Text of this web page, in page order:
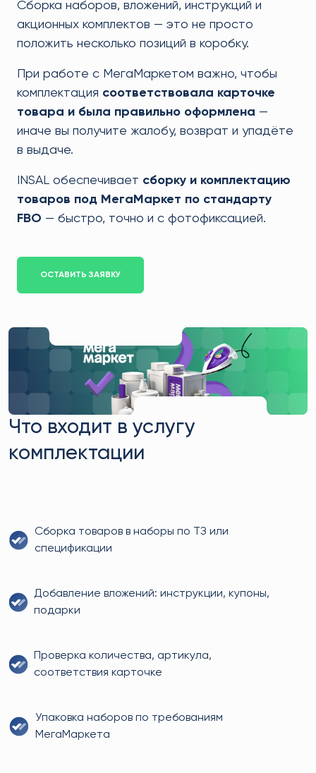
Сборка наборов, вложений, инструкций и
акционных комплектов — это не просто
положить несколько позиций в коробку.
При работе с МегаМаркетом важно, чтобы
комплектация соответствовала карточке
товара и была правильно оформлена —
иначе вы получите жалобу, возврат и упадёте
в выдаче.
INSAL обеспечивает сборку и комплектацию
товаров под МегаМаркет по стандарту
FBO — быстро, точно и с фотофиксацией.
ОСТАВИТЬ ЗАЯВКУ
Что входит в услугу
комплектации
Сборка товаров в наборы по ТЗ или
спецификации
Добавление вложений: инструкции, купоны,
подарки
Проверка количества, артикула,
соответствия карточке
Упаковка наборов по требованиям
МегаМаркета